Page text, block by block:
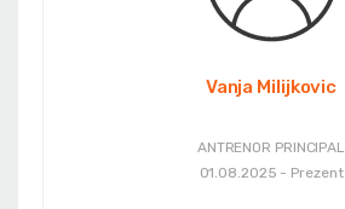
Vanja Milijkovic
ANTRENOR PRINCIPAL
01.08.2025 - Prezent